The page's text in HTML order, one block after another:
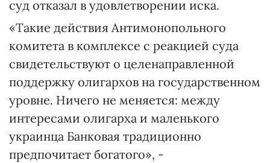
суд отказал в удовлетворении иска.
«Такие действия Антимонопольного
комитета в комплексе с реакцией суда
свидетельствуют о целенаправленной
поддержку олигархов на государственном
уровне. Ничего не меняется: между
интересами олигарха и маленького
украинца Банковая традиционно
предпочитает богатого», -